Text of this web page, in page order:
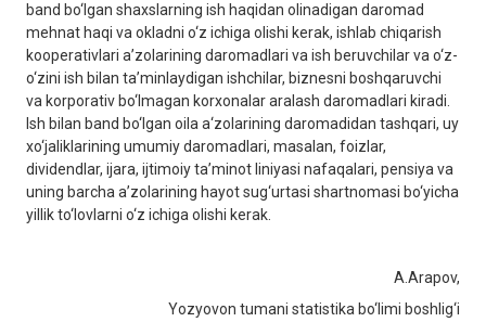
band bo‘lgan shaxslarning ish haqidan olinadigan daromad
mehnat haqi va okladni o‘z ichiga olishi kerak, ishlab chiqarish
kooperativlari aʼzolarining daromadlari va ish beruvchilar va o‘z-
o‘zini ish bilan taʼminlaydigan ishchilar, biznesni boshqaruvchi
va korporativ bo‘lmagan korxonalar aralash daromadlari kiradi.
Ish bilan band bo‘lgan oila a‘zolarining daromadidan tashqari, uy
xo‘jaliklarining umumiy daromadlari, masalan, foizlar,
dividendlar, ijara, ijtimoiy taʼminot liniyasi nafaqalari, pensiya va
uning barcha aʼzolarining hayot sug‘urtasi shartnomasi bo‘yicha
yillik to‘lovlarni o‘z ichiga olishi kerak.
А.Аrapov,
Yozyovon tumani statistika bo‘limi boshlig‘i